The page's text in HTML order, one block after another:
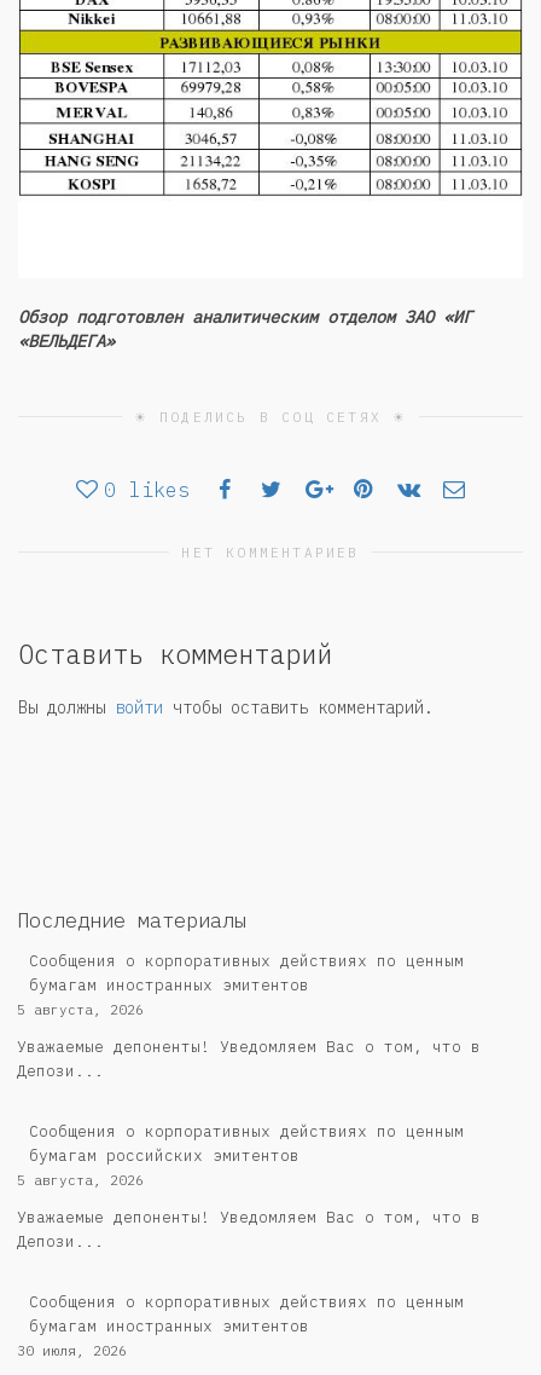
Обзор подготовлен аналитическим отделом ЗАО «ИГ
«ВЕЛЬДЕГА»
☀ ПОДЕЛИСЬ В СОЦ СЕТЯХ ☀
0 likes
НЕТ КОММЕНТАРИЕВ
Оставить комментарий
Вы должны войти чтобы оставить комментарий.
Последние материалы
Сообщения о корпоративных действиях по ценным
бумагам иностранных эмитентов
5 августа, 2026
Уважаемые депоненты! Уведомляем Вас о том, что в
Депози...
Cообщения о корпоративных действиях по ценным
бумагам российских эмитентов
5 августа, 2026
Уважаемые депоненты! Уведомляем Вас о том, что в
Депози...
Сообщения о корпоративных действиях по ценным
бумагам иностранных эмитентов
30 июля, 2026